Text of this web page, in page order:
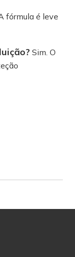
fórmula é leve
Sim. O